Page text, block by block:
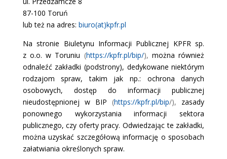
87-100 Toruń
lub też na adres: biuro(at)kpfr.pl
Na stronie Biuletynu Informacji Publicznej KPFR sp.
z o.o. w Toruniu (https://kpfr.pl/bip/), można również
odnaleźć zakładki (podstrony), dedykowane niektórym
rodzajom spraw, takim jak np.: ochrona danych
osobowych, dostęp do informacji publicznej
nieudostępnionej w BIP (https://kpfr.pl/bip/), zasady
ponownego wykorzystania informacji sektora
publicznego, czy oferty pracy. Odwiedzając te zakładki,
można uzyskać szczegółową informację o sposobach
załatwiania określonych spraw.